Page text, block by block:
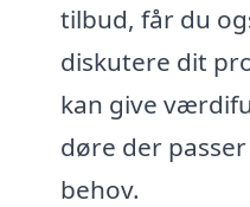
tilbud, får du
diskutere dit
kan give
døre der
behov.